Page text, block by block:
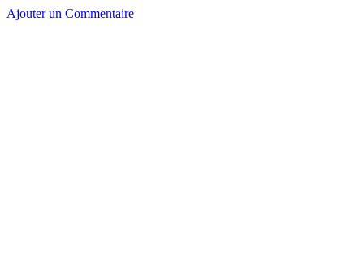
Ajouter un Commentaire